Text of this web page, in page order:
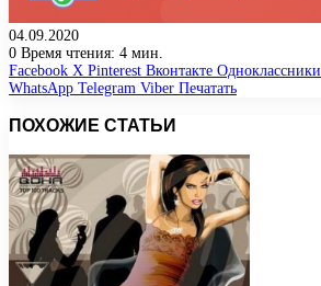
04.09.2020
0 Время чтения: 4 мин.
Facebook X Pinterest Вконтакте Одноклассники
WhatsApp Telegram Viber Печатать
ПОХОЖИЕ СТАТЬИ